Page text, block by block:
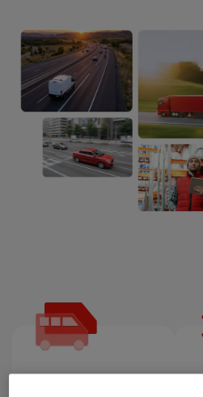
Osobna i teretna